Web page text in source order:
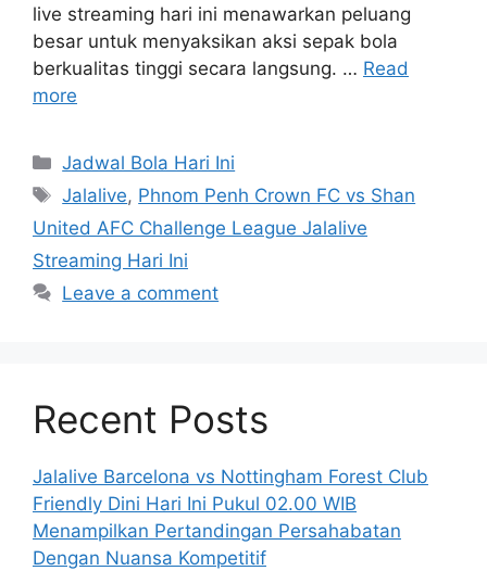
live streaming hari ini menawarkan peluang
besar untuk menyaksikan aksi sepak bola
berkualitas tinggi secara langsung. … Read
more
Categories
Jadwal Bola Hari Ini
Tags
Jalalive, Phnom Penh Crown FC vs Shan
United AFC Challenge League Jalalive
Streaming Hari Ini
Leave a comment
Recent Posts
Jalalive Barcelona vs Nottingham Forest Club
Friendly Dini Hari Ini Pukul 02.00 WIB
Menampilkan Pertandingan Persahabatan
Dengan Nuansa Kompetitif